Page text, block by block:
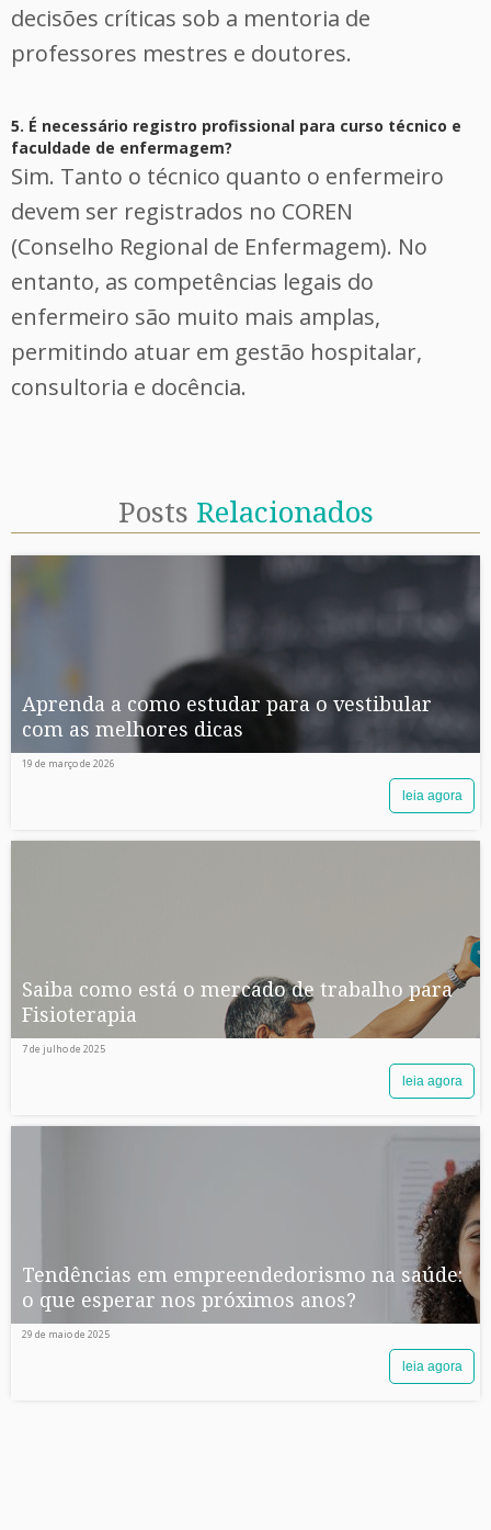
decisões críticas sob a mentoria de
professores mestres e doutores.
5. É necessário registro profissional para curso técnico e
faculdade de enfermagem?
Sim. Tanto o técnico quanto o enfermeiro
devem ser registrados no COREN
(Conselho Regional de Enfermagem). No
entanto, as competências legais do
enfermeiro são muito mais amplas,
permitindo atuar em gestão hospitalar,
consultoria e docência.
Posts Relacionados
Aprenda a como estudar para o vestibular
com as melhores dicas
19 de março de 2026
leia agora
Saiba como está o mercado de trabalho para
Fisioterapia
7 de julho de 2025
leia agora
Tendências em empreendedorismo na saúde:
o que esperar nos próximos anos?
29 de maio de 2025
leia agora